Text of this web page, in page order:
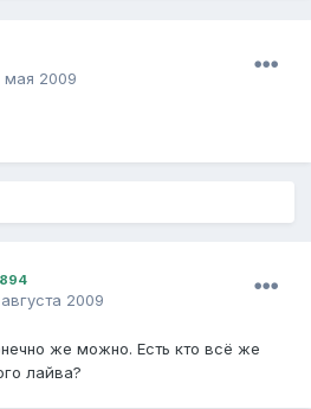
мая 2009
894
августа 2009
же можно. Есть кто всё же
лайва?